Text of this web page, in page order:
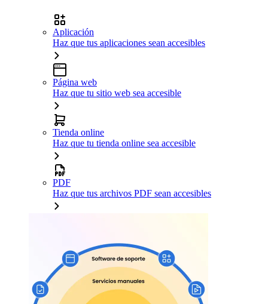
Aplicación
Haz que tus aplicaciones sean accesibles
Página web
Haz que tu sitio web sea accesible
Tienda online
Haz que tu tienda online sea accesible
PDF
Haz que tus archivos PDF sean accesibles